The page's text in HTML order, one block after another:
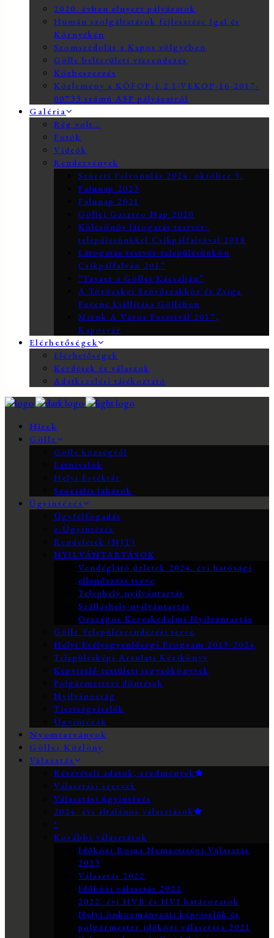
2020. évben elnyert pályázatok
Humán szolgáltatások fejlesztése Igal és
Környékén
Szomszédolás a Kapos völgyében
Gölle belterületi vízrendezés
Közbeszerzés
Közlemény a KÖFOP-1.2.1-VEKOP-16-2017-
00733 számú ASP pályázatról
Galéria
Rég volt…
Fotók
Videók
Rendezvények
Szüreti Felvonulás 2024. október 5.
Falunap 2023
Falunap 2021
Göllei Gasztro Nap 2020
Kölcsönös látogatás testvér-
településünkkel Csíkpálfalvával 2018
Látogatás testvér-településünkön
Csíkpálfalván 2017
“Tavasz a Göllei Kácsalján”
A Töröcskei Szövőszakkör és Zsiga
Ferenc kiállítása Göllében
Miénk A Város Fesztivál 2017,
Kaposvár
Elérhetőségek
Elérhetőségek
Kérdések és válaszok
Adatkezelési tájékoztató
Hírek
Gölle
Gölle községről
Látnivalók
Helyi Értéktár
Szociális lakások
Ügyintézés
Ügyfélfogadás
e-Ügyintézés
Rendeletek (NJT)
NYILVÁNTARTÁSOK
Vendéglátó üzletek 2024. évi hatósági
ellenőrzési terve
Telephely nyilvántartás
Szálláshely nyilvántartás
Országos Kereskedelmi Nyilvántartás
Gölle Településrendezési terve
Helyi Esélyegyenlőségi Program 2019-2024
Településképi Arculati Kézikönyv
Képviselő-testületi jegyzőkönyvek
Polgármesteri döntések
Nyilvánosság
Tisztségviselők
Ügyintézők
Nyomtatványok
Göllei Közlöny
Választás
Részvételi adatok, eredmények
Választási szervek
Választási ügyintézés
2024. évi általános választások
*
Korábbi választások
Időközi Roma Nemzetiségi Választás
2023
Választás 2022
Időközi választás 2022
2022. évi HVB és HVI határozatok
Helyi önkormányzati képviselők és
polgármester időközi választása 2021